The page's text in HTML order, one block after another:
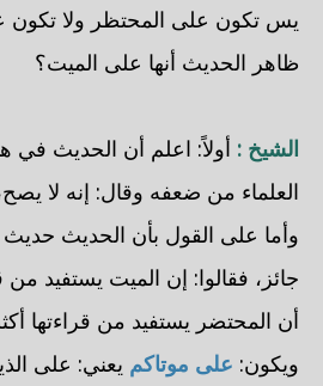
يس تكون على المحتظر ولا تكون
ظاهر الحديث أنها على الميت؟
الشيخ : أولاً: اعلم أن الحديث في
العلماء من ضعفه وقال: إنه لا
وأما على القول بأن الحديث
جائز، فقالوا: إن الميت يستفيد
أن المحتضر يستفيد من قراءتها
ويكون: على موتاكم يعني: على